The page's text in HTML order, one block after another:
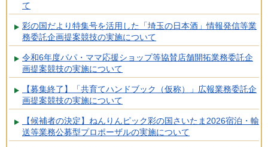
て
彩の国だより特集号を活用した「埼玉の日本酒」情報発信等業
務委託企画提案競技の実施について
令和6年度パパ・ママ応援ショップ等協賛店舗開拓業務委託企
画提案競技の実施について
【募集終了】「共育てハンドブック（仮称）」広報業務委託企
画提案競技の実施について
【候補者の決定】ねんりんピック彩の国さいたま2026宿泊・輸
送等業務公募型プロポーザルの実施について